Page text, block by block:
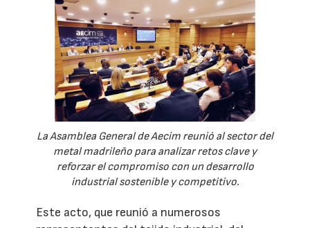
La Asamblea General de Aecim reunió al sector del
metal madrileño para analizar retos clave y
reforzar el compromiso con un desarrollo
industrial sostenible y competitivo.
Este acto, que reunió a numerosos